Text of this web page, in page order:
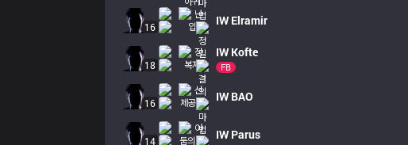
16 IW Elramir
18
IW Kofte
FB
16 IW BAO
14 IW Parus